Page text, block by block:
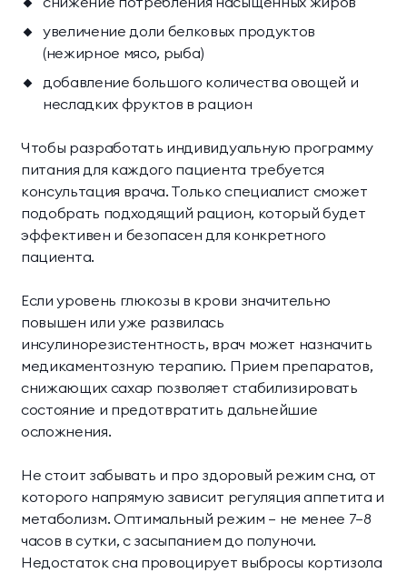
увеличение доли белковых продуктов
(нежирное мясо, рыба)
добавление большого количества овощей и
несладких фруктов в рацион
Чтобы разработать индивидуальную программу
питания для каждого пациента требуется
консультация врача. Только специалист сможет
подобрать подходящий рацион, который будет
эффективен и безопасен для конкретного
пациента.
Если уровень глюкозы в крови значительно
повышен или уже развилась
инсулинорезистентность, врач может назначить
медикаментозную терапию. Прием препаратов,
снижающих сахар позволяет стабилизировать
состояние и предотвратить дальнейшие
осложнения.
Не стоит забывать и про здоровый режим сна, от
которого напрямую зависит регуляция аппетита и
метаболизм. Оптимальный режим — не менее 7–8
часов в сутки, с засыпанием до полуночи.
Недостаток сна провоцирует выбросы кортизола